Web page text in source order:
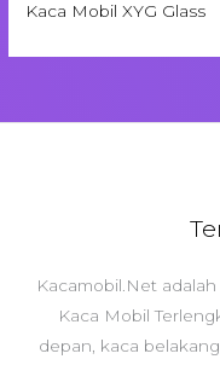
Kaca Mobil XYG Glass
Kacamobil.Net
Kaca Mobil
depan, kaca